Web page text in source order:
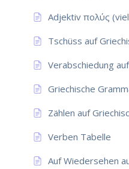
Adjektiv πολύς
Tschüss auf
Verabschiedung
Griechische
Zählen auf
Verben Tabelle
Auf Wiedersehen